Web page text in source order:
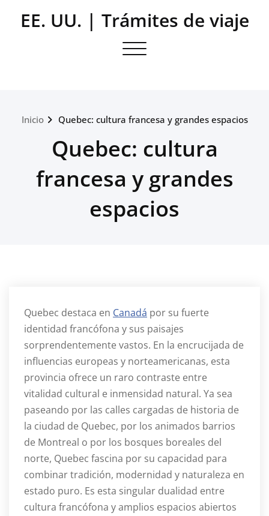
EE. UU. | Trámites de viaje
Alternar la navegación
Inicio Quebec: cultura francesa y grandes espacios
Quebec: cultura
francesa y grandes
espacios
Quebec destaca en Canadá por su fuerte
identidad francófona y sus paisajes
sorprendentemente vastos. En la encrucijada de
influencias europeas y norteamericanas, esta
provincia ofrece un raro contraste entre
vitalidad cultural e inmensidad natural. Ya sea
paseando por las calles cargadas de historia de
la ciudad de Quebec, por los animados barrios
de Montreal o por los bosques boreales del
norte, Quebec fascina por su capacidad para
combinar tradición, modernidad y naturaleza en
estado puro. Es esta singular dualidad entre
cultura francófona y amplios espacios abiertos